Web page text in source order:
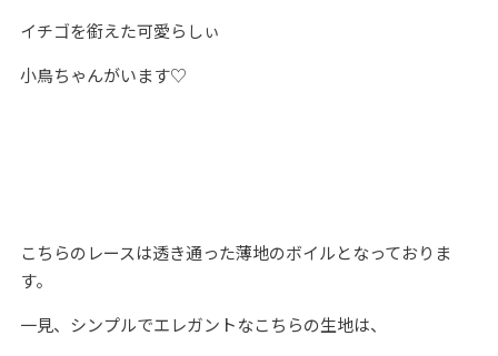
イチゴを銜えた可愛らしぃ
小鳥ちゃんがいます♡
こちらのレースは透き通った薄地のボイルとなっておりま
す。
一見、シンプルでエレガントなこちらの生地は、